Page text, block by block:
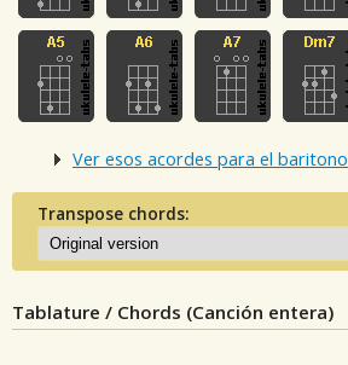
Ver esos acordes para el baritono
Transpose chords:
Tablature / Chords (Canción entera)